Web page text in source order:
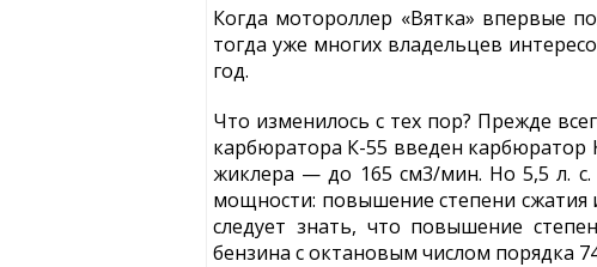
Когда мотороллер «Вятка» впервые
тогда уже многих владельцев
год.
Что изменилось с тех пор? Прежде
карбюратора К-55 введен карбюратор
жиклера — до 165 см3/мин. Но 5,5 л.
мощности: повышение степени сжатия
следует знать, что повышение
бензина с октановым числом порядка